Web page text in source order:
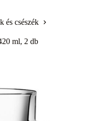
és csészék
ml, 2 db